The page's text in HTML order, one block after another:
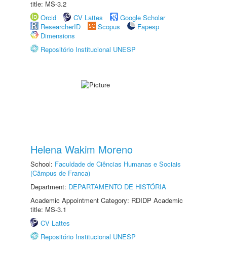
title: MS-3.2
Orcid
CV Lattes
Google Scholar
ResearcherID
Scopus
Fapesp
Dimensions
Repositório Institucional UNESP
Helena Wakim Moreno
School: Faculdade de Ciências Humanas e Sociais
(Câmpus de Franca)
Department: DEPARTAMENTO DE HISTÓRIA
Academic Appointment Category: RDIDP Academic
title: MS-3.1
CV Lattes
Repositório Institucional UNESP